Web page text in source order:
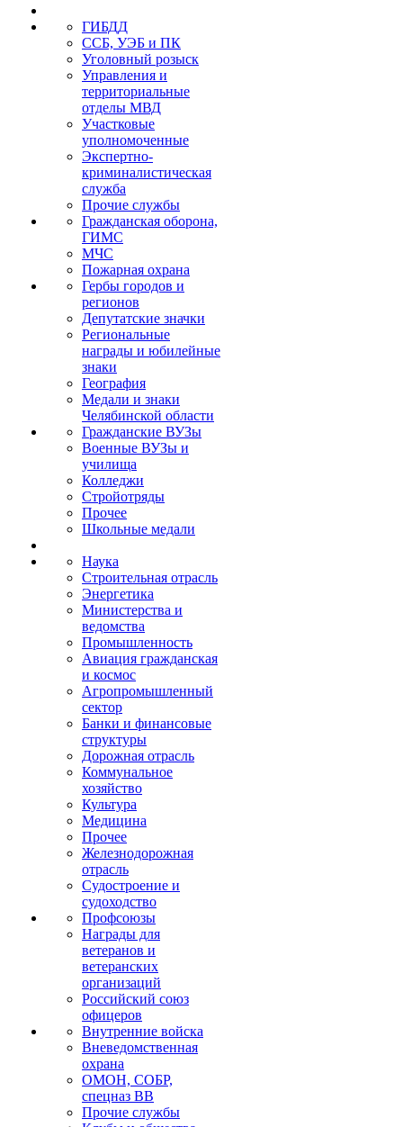
ГИБДД
ССБ, УЭБ и ПК
Уголовный розыск
Управления и
территориальные
отделы МВД
Участковые
уполномоченные
Экспертно-
криминалистическая
служба
Прочие службы
Гражданская оборона,
ГИМС
МЧС
Пожарная охрана
Гербы городов и
регионов
Депутатские значки
Региональные
награды и юбилейные
знаки
География
Медали и знаки
Челябинской области
Гражданские ВУЗы
Военные ВУЗы и
училища
Колледжи
Стройотряды
Прочее
Школьные медали
Наука
Строительная отрасль
Энергетика
Министерства и
ведомства
Промышленность
Авиация гражданская
и космос
Агропромышленный
сектор
Банки и финансовые
структуры
Дорожная отрасль
Коммунальное
хозяйство
Культура
Медицина
Прочее
Железнодорожная
отрасль
Судостроение и
судоходство
Профсоюзы
Награды для
ветеранов и
ветеранских
организаций
Российский союз
офицеров
Внутренние войска
Вневедомственная
охрана
ОМОН, СОБР,
спецназ ВВ
Прочие службы